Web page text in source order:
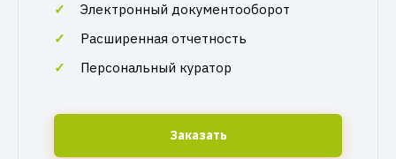
Электронный документооборот
Расширенная отчетность
Персональный куратор
Заказать